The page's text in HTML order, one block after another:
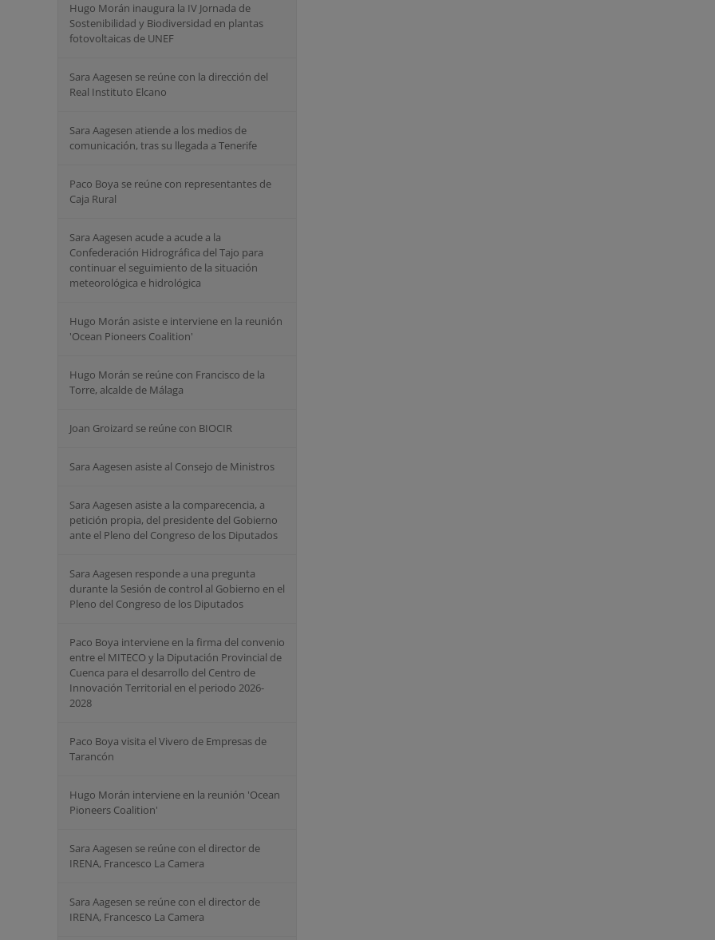
Hugo Morán inaugura la IV Jornada de
Sostenibilidad y Biodiversidad en plantas
fotovoltaicas de UNEF
Sara Aagesen se reúne con la dirección del
Real Instituto Elcano
Sara Aagesen atiende a los medios de
comunicación, tras su llegada a Tenerife
Paco Boya se reúne con representantes de
Caja Rural
Sara Aagesen acude a acude a la
Confederación Hidrográfica del Tajo para
continuar el seguimiento de la situación
meteorológica e hidrológica
Hugo Morán asiste e interviene en la reunión
'Ocean Pioneers Coalition'
Hugo Morán se reúne con Francisco de la
Torre, alcalde de Málaga
Joan Groizard se reúne con BIOCIR
Sara Aagesen asiste al Consejo de Ministros
Sara Aagesen asiste a la comparecencia, a
petición propia, del presidente del Gobierno
ante el Pleno del Congreso de los Diputados
Sara Aagesen responde a una pregunta
durante la Sesión de control al Gobierno en el
Pleno del Congreso de los Diputados
Paco Boya interviene en la firma del convenio
entre el MITECO y la Diputación Provincial de
Cuenca para el desarrollo del Centro de
Innovación Territorial en el periodo 2026-
2028
Paco Boya visita el Vivero de Empresas de
Tarancón
Hugo Morán interviene en la reunión 'Ocean
Pioneers Coalition'
Sara Aagesen se reúne con el director de
IRENA, Francesco La Camera
Sara Aagesen se reúne con el director de
IRENA, Francesco La Camera